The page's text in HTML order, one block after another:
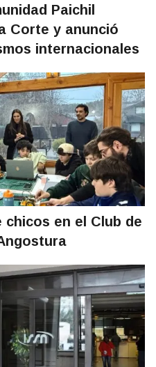
Paichil
Corte y anunció
internacionales
en el Club de